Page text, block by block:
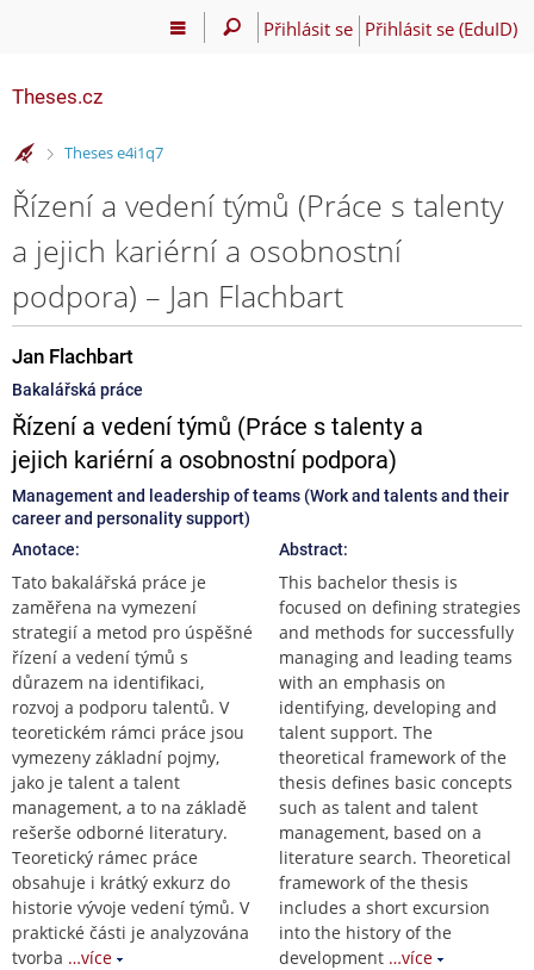
Přihlásit se Přihlásit se (EduID)
Theses.cz
>
Theses e4i1q7
Řízení a vedení týmů (Práce s talenty
a jejich kariérní a osobnostní
podpora) – Jan Flachbart
Jan Flachbart
Bakalářská práce
Řízení a vedení týmů (Práce s talenty a
jejich kariérní a osobnostní podpora)
Management and leadership of teams (Work and talents and their
career and personality support)
Anotace:
Tato bakalářská práce je
zaměřena na vymezení
strategií a metod pro úspěšné
řízení a vedení týmů s
důrazem na identifikaci,
rozvoj a podporu talentů. V
teoretickém rámci práce jsou
vymezeny základní pojmy,
jako je talent a talent
management, a to na základě
rešerše odborné literatury.
Teoretický rámec práce
obsahuje i krátký exkurz do
historie vývoje vedení týmů. V
praktické části je analyzována
tvorba …více
Abstract:
This bachelor thesis is
focused on defining strategies
and methods for successfully
managing and leading teams
with an emphasis on
identifying, developing and
talent support. The
theoretical framework of the
thesis defines basic concepts
such as talent and talent
management, based on a
literature search. Theoretical
framework of the thesis
includes a short excursion
into the history of the
development …více